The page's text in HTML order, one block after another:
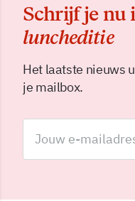
Schrijf je nu
luncheditie
Het laatste nieuws
je mailbox.